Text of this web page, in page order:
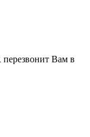
перезвонит Вам в